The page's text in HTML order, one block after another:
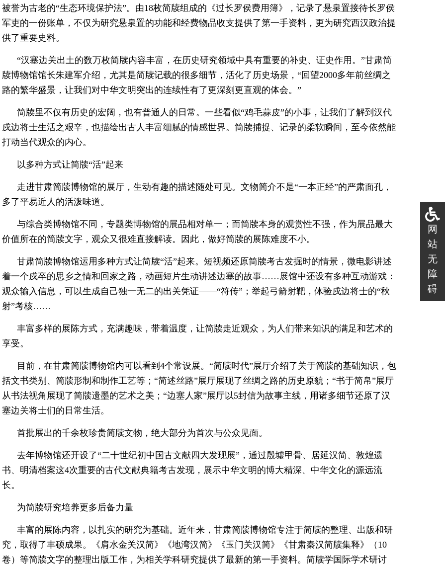
网
站
无
障
碍
被誉为古老的“生态环境保护法”。由18枚简牍组成的《过长罗侯费用簿》，记录了悬泉置接待长罗侯
军吏的一份账单，不仅为研究悬泉置的功能和经费物品收支提供了第一手资料，更为研究西汉政治提
供了重要史料。
“汉塞边关出土的数万枚简牍内容丰富，在历史研究领域中具有重要的补史、证史作用。”甘肃简
牍博物馆馆长朱建军介绍，尤其是简牍记载的很多细节，活化了历史场景，“回望2000多年前丝绸之
路的繁华盛景，让我们对中华文明突出的连续性有了更深刻更直观的体会。”
简牍里不仅有历史的宏阔，也有普通人的日常。一些看似“鸡毛蒜皮”的小事，让我们了解到汉代
戍边将士生活之艰辛，也描绘出古人丰富细腻的情感世界。简牍捕捉、记录的柔软瞬间，至今依然能
打动当代观众的内心。
以多种方式让简牍“活”起来
走进甘肃简牍博物馆的展厅，生动有趣的描述随处可见。文物简介不是“一本正经”的严肃面孔，
多了平易近人的活泼味道。
与综合类博物馆不同，专题类博物馆的展品相对单一；而简牍本身的观赏性不强，作为展品最大
价值所在的简牍文字，观众又很难直接解读。因此，做好简牍的展陈难度不小。
甘肃简牍博物馆运用多种方式让简牍“活”起来。短视频还原简牍考古发掘时的情景，微电影讲述
着一个戍卒的思乡之情和回家之路，动画短片生动讲述边塞的故事……展馆中还设有多种互动游戏：
观众输入信息，可以生成自己独一无二的出关凭证——“符传”；举起弓箭射靶，体验戍边将士的“秋
射”考核……
丰富多样的展陈方式，充满趣味，带着温度，让简牍走近观众，为人们带来知识的满足和艺术的
享受。
目前，在甘肃简牍博物馆内可以看到4个常设展。“简牍时代”展厅介绍了关于简牍的基础知识，包
括文书类别、简牍形制和制作工艺等；“简述丝路”展厅展现了丝绸之路的历史原貌；“书于简帛”展厅
从书法视角展现了简牍遗墨的艺术之美；“边塞人家”展厅以5封信为故事主线，用诸多细节还原了汉
塞边关将士们的日常生活。
首批展出的千余枚珍贵简牍文物，绝大部分为首次与公众见面。
去年博物馆还开设了“二十世纪初中国古文献四大发现展”，通过殷墟甲骨、居延汉简、敦煌遗
书、明清档案这4次重要的古代文献典籍考古发现，展示中华文明的博大精深、中华文化的源远流
长。
为简牍研究培养更多后备力量
丰富的展陈内容，以扎实的研究为基础。近年来，甘肃简牍博物馆专注于简牍的整理、出版和研
究，取得了丰硕成果。《肩水金关汉简》《地湾汉简》《玉门关汉简》《甘肃秦汉简牍集释》（10
卷）等简牍文字的整理出版工作，为相关学科研究提供了最新的第一手资料。简牍学国际学术研讨